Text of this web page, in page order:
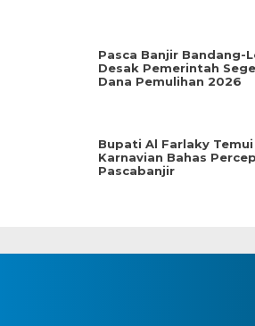
Pasca Banjir Bandang-
Desak Pemerintah
Dana Pemulihan 2026
Bupati Al Farlaky
Karnavian Bahas
Pascabanjir